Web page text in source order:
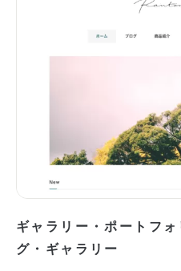
ギャラリー・ポートフォ
グ・ギャラリー